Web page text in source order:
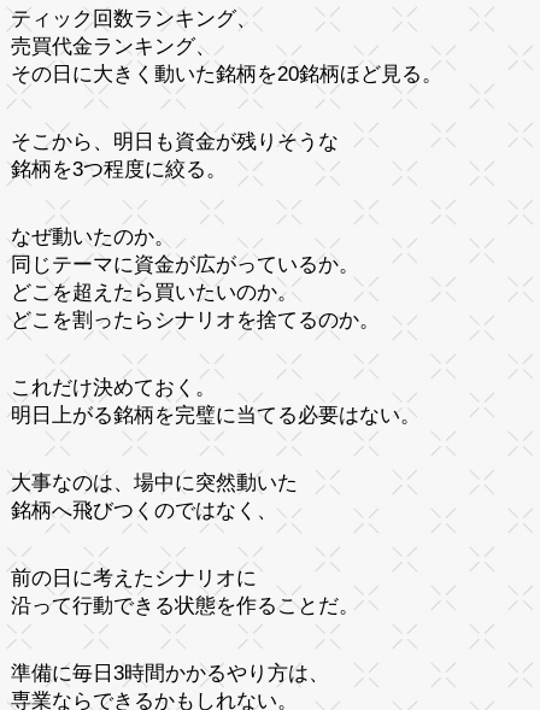
ティック回数ランキング、
売買代金ランキング、
その日に大きく動いた銘柄を20銘柄ほど見る。
そこから、明日も資金が残りそうな
銘柄を3つ程度に絞る。
なぜ動いたのか。
同じテーマに資金が広がっているか。
どこを超えたら買いたいのか。
どこを割ったらシナリオを捨てるのか。
これだけ決めておく。
明日上がる銘柄を完璧に当てる必要はない。
大事なのは、場中に突然動いた
銘柄へ飛びつくのではなく、
前の日に考えたシナリオに
沿って行動できる状態を作ることだ。
準備に毎日3時間かかるやり方は、
専業ならできるかもしれない。